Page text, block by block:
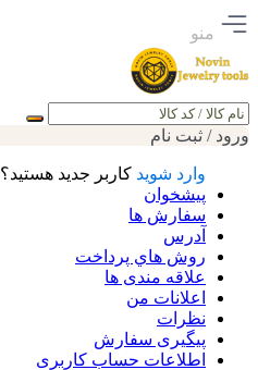
منو
جستجو
ورود / ثبت نام
وارد شوید کاربر جدید هستید؟
پیشخوان
سفارش ها
آدرس
روش هاي پرداخت
علاقه مندی ها
اعلانات من
نظرات
پیگیری سفارش
اطلاعات حساب كاربری